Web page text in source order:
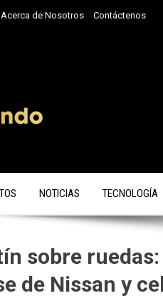
Acerca de Nosotros Contáctenos
NOTICIAS TECNOLOGÍA
sobre
de Nissan y